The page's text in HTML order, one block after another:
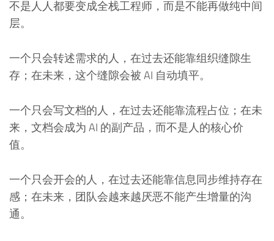
不是人人都要变成全栈工程师，而是不能再做纯中间
层。
一个只会转述需求的人，在过去还能靠组织缝隙生
存；在未来，这个缝隙会被 AI 自动填平。
一个只会写文档的人，在过去还能靠流程占位；在未
来，文档会成为 AI 的副产品，而不是人的核心价
值。
一个只会开会的人，在过去还能靠信息同步维持存在
感；在未来，团队会越来越厌恶不能产生增量的沟
通。